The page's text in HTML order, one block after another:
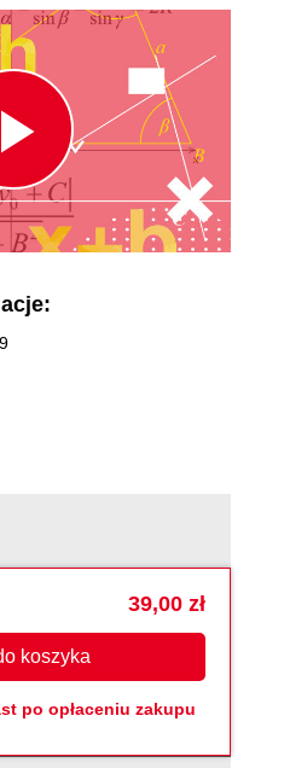
Play
Video
39,00 zł
koszyka
po opłaceniu zakupu